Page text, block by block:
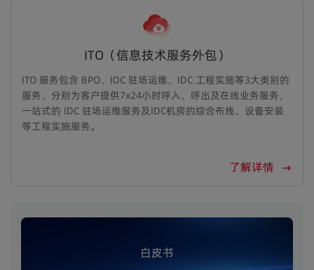
ITO（信息技术服务外包）
ITO 服务包含 BPO、IDC 驻场运维、IDC 工程实施等3大类别的
服务，分别为客户提供7x24小时呼入、呼出及在线业务服务，
一站式的 IDC 驻场运维服务及IDC机房的综合布线、设备安装
等工程实施服务。
了解详情
白皮书